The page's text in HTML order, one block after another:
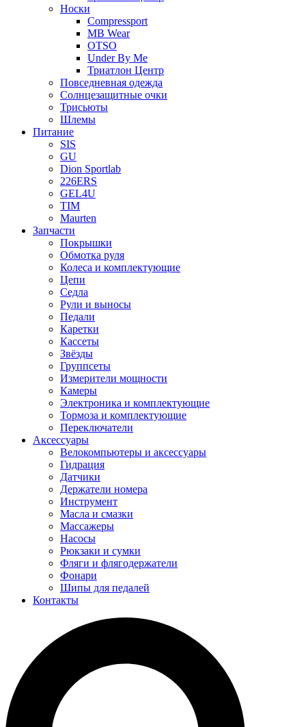
Носки
Compressport
MB Wear
OTSO
Under By Me
Триатлон Центр
Повседневная одежда
Солнцезащитные очки
Трисьюты
Шлемы
Питание
SIS
GU
Dion Sportlab
226ERS
GEL4U
TIM
Maurten
Запчасти
Покрышки
Обмотка руля
Колеса и комплектующие
Цепи
Седла
Рули и выносы
Педали
Каретки
Кассеты
Звёзды
Группсеты
Измерители мощности
Камеры
Электроника и комплектующие
Тормоза и комплектующие
Переключатели
Аксессуары
Велокомпьютеры и аксессуары
Гидрация
Датчики
Держатели номера
Инструмент
Масла и смазки
Массажеры
Насосы
Рюкзаки и сумки
Фляги и флягодержатели
Фонари
Шипы для педалей
Контакты